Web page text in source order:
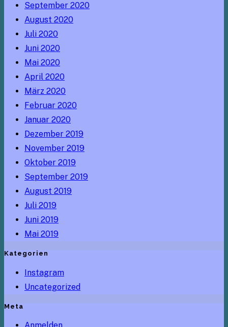
September 2020
August 2020
Juli 2020
Juni 2020
Mai 2020
April 2020
März 2020
Februar 2020
Januar 2020
Dezember 2019
November 2019
Oktober 2019
September 2019
August 2019
Juli 2019
Juni 2019
Mai 2019
Kategorien
Instagram
Uncategorized
Meta